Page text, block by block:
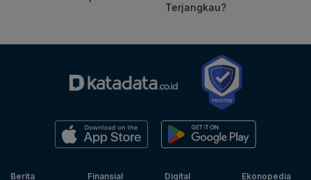
Terjangkau?
Berita
Finansial
Digital
Ekonopedia